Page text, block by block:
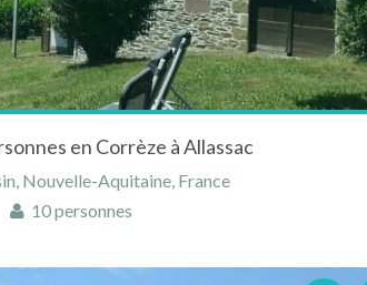
en Corrèze à Allassac
Nouvelle-Aquitaine, France
10 personnes